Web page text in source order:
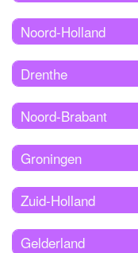
Noord-Holland
Drenthe
Noord-Brabant
Groningen
Zuid-Holland
Gelderland